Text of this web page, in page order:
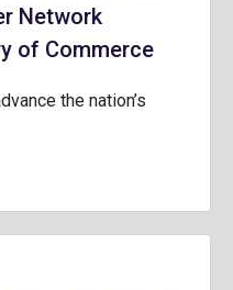
Network
of Commerce
the nation’s